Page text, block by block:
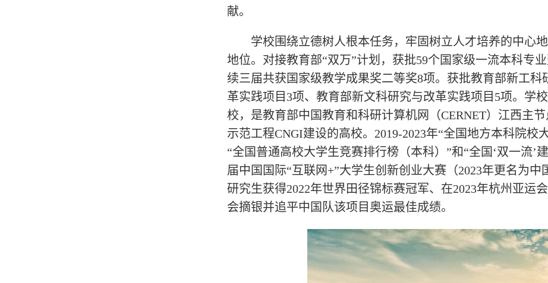
献。
学校围绕立德树人根本任务，牢固树立人才培养的中心
地位。对接教育部“双万”计划，获批59个国家级一流本科专
续三届共获国家级教学成果奖二等奖8项。获批教育部新工
革实践项目3项、教育部新文科研究与改革实践项目5项。学
校，是教育部中国教育和科研计算机网（CERNET）江西主
示范工程CNGI建设的高校。2019-2023年“全国地方本科院校
“全国普通高校大学生竞赛排行榜（本科）”和“全国‘双一流’
届中国国际“互联网+”大学生创新创业大赛（2023年更名为
研究生获得2022年世界田径锦标赛冠军、在2023年杭州亚运
会摘银并追平中国队该项目奥运最佳成绩。